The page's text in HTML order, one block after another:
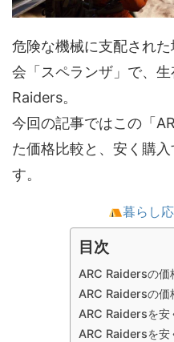
危険な機械に支配され
会「スペランザ」で、
Raiders。
今回の記事ではこの「
た価格比較と、安く購
す。
暮らし
目次
ARC Raidersの価
ARC Raidersの価
ARC Raidersを安
ARC Raidersを安